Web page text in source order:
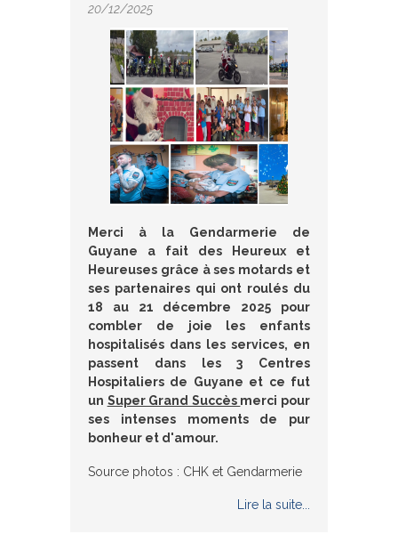
20/12/2025
Merci à la Gendarmerie de
Guyane a fait des Heureux et
Heureuses grâce à ses motards et
ses partenaires qui ont roulés du
18 au 21 décembre 2025 pour
combler de joie les enfants
hospitalisés dans les services, en
passent dans les 3 Centres
Hospitaliers de Guyane et ce fut
un Super Grand Succès merci pour
ses intenses moments de pur
bonheur et d'amour.
Source photos : CHK et Gendarmerie
Lire la suite...